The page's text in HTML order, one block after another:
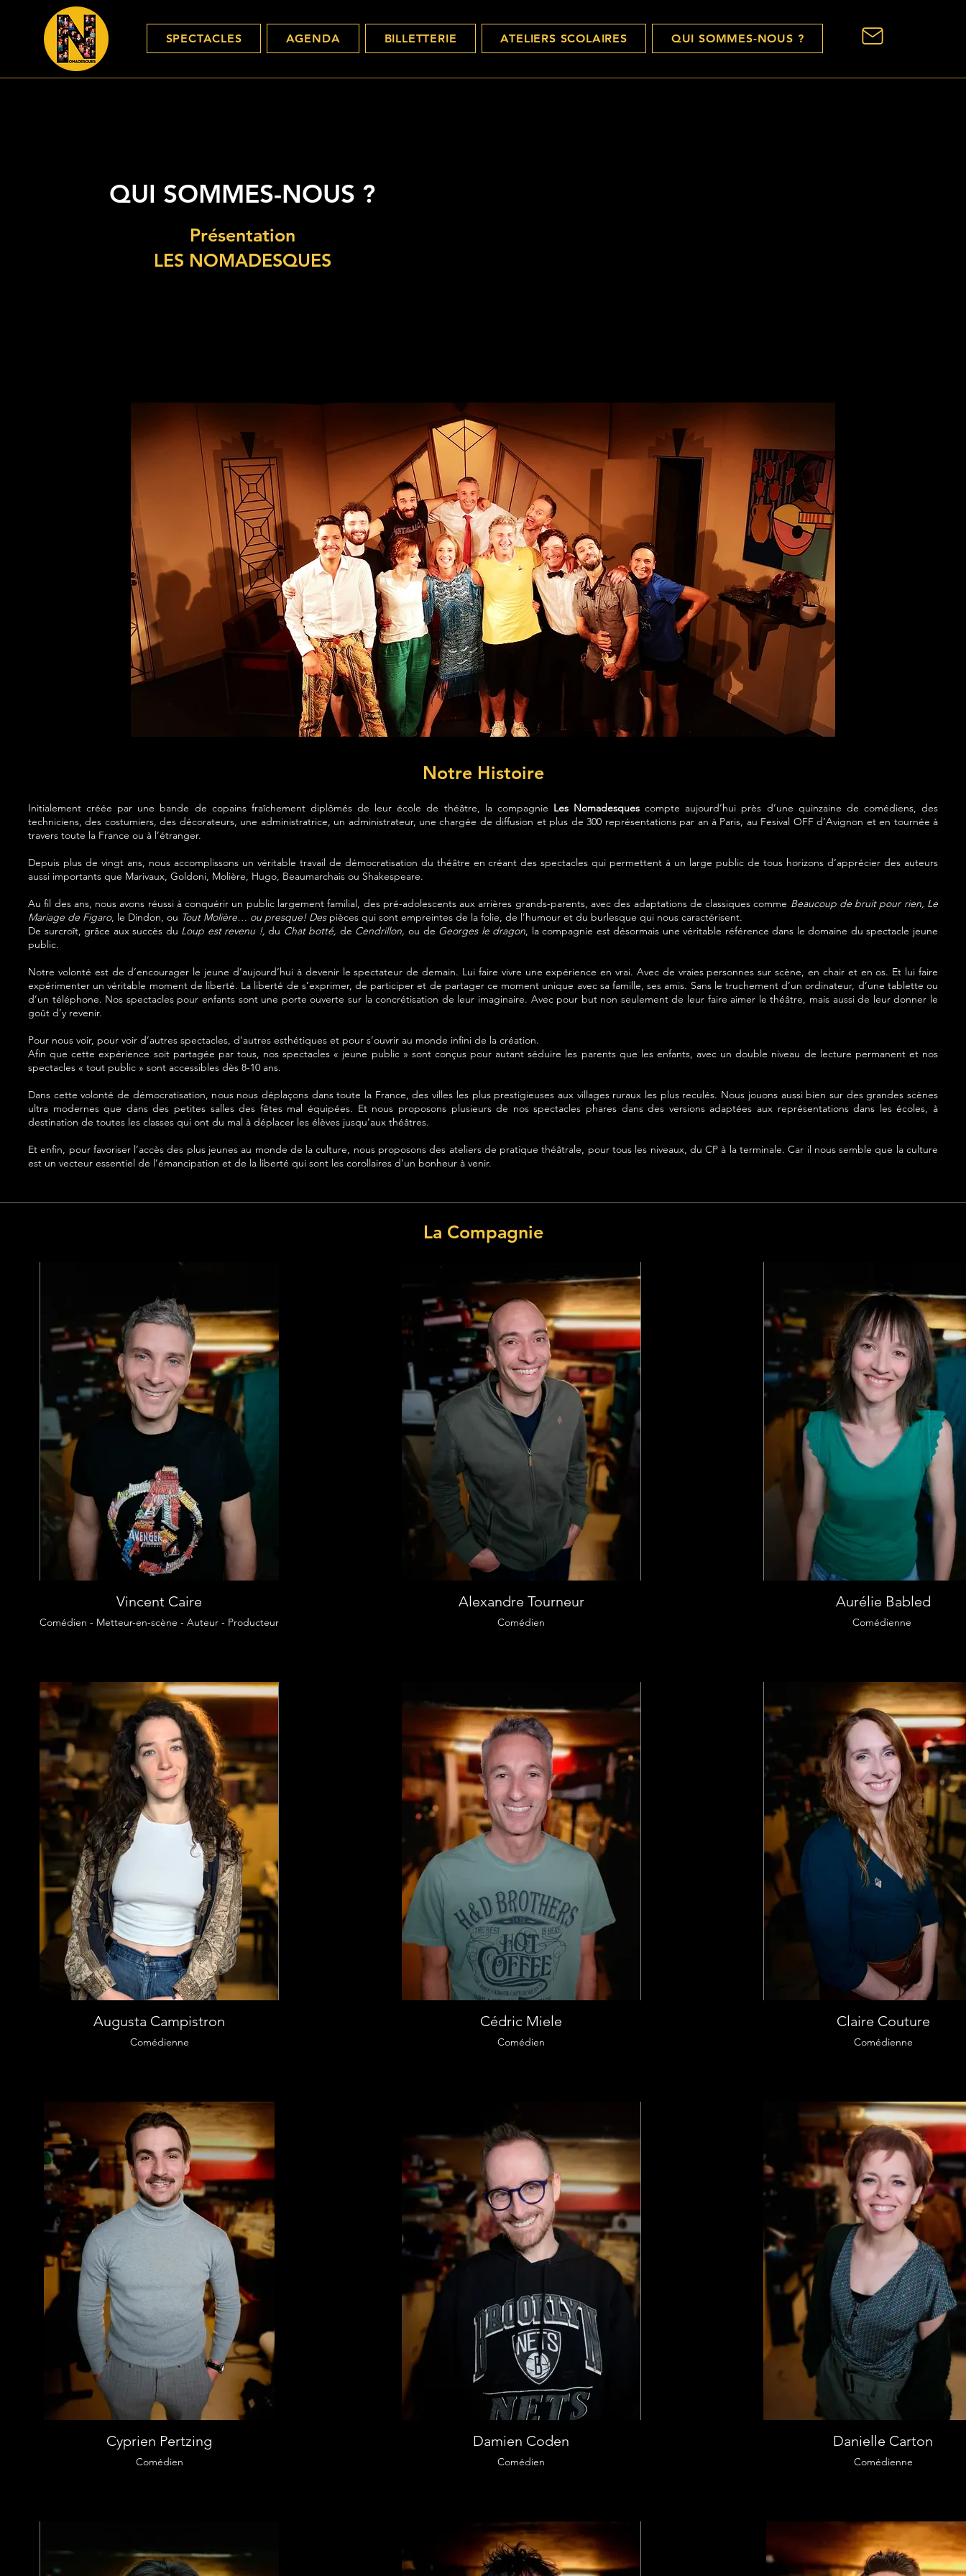
SPECTACLES AGENDA BILLETTERIE ATELIERS SCOLAIRES QUI SOMMES-NOUS ?
QUI SOMMES-NOUS ?
Présentation
LES NOMADESQUES
Notre Histoire
Initialement créée par une bande de copains fraîchement diplômés de leur école de théâtre, la compagnie Les Nomadesquescompte aujourd’hui près d’une quinzaine de comédiens, des
techniciens, des costumiers, des décorateurs, une administratrice, un administrateur, une chargée de diffusion et plus de 300 représentations par an à Paris, au Fesival OFF d’Avignon et en tournée à
travers toute la France ou à l’étranger.
Depuis plus de vingt ans, nous accomplissons un véritable travail de démocratisation du théâtre en créant des spectacles qui permettent à un large public de tous horizons d’apprécier des auteurs
aussi importants que Marivaux, Goldoni, Molière, Hugo, Beaumarchais ou Shakespeare.
Au fil des ans, nous avons réussi à conquérir un public largement familial, des pré-adolescents aux arrières grands-parents, avec des adaptations de classiques comme Beaucoup de bruit pour rien, Le
Mariage de Figaro, le Dindon, ou Tout Molière… ou presque! Des pièces qui sont empreintes de la folie, de l’humour et du burlesque qui nous caractérisent.
De surcroît, grâce aux succès du Loup est revenu !,du Chat botté, de Cendrillon, ou de Georges le dragon, la compagnie est désormais une véritable référence dans le domaine du spectacle jeune
public.
Notre volonté est de d’encourager le jeune d’aujourd’hui à devenir le spectateur de demain. Lui faire vivre une expérience en vrai. Avec de vraies personnes sur scène, en chair et en os. Et lui faire
expérimenter un véritable moment de liberté. La liberté de s’exprimer, de participer et de partager ce moment unique avec sa famille, ses amis. Sans le truchement d’un ordinateur, d’une tablette ou
d’un téléphone. Nos spectacles pour enfants sont une porte ouverte sur la concrétisation de leur imaginaire. Avec pour but non seulement de leur faire aimer le théâtre, mais aussi de leur donner le
goût d’y revenir.
Pour nous voir, pour voir d’autres spectacles, d’autres esthétiques et pour s’ouvrir au monde infini de la création.
Afin que cette expérience soit partagée par tous, nos spectacles « jeune public » sont conçus pour autant séduire les parents que les enfants, avec un double niveau de lecture permanent et nos
spectacles « tout public » sont accessibles dès 8-10 ans.
Dans cette volonté de démocratisation, nous nous déplaçons dans toute la France, des villes les plus prestigieuses aux villages ruraux les plus reculés. Nous jouons aussi bien sur des grandes scènes
ultra modernes que dans des petites salles des fêtes mal équipées. Et nous proposons plusieurs de nos spectacles phares dans des versions adaptées aux représentations dans les écoles, à
destination de toutes les classes qui ont du mal à déplacer les élèves jusqu’aux théâtres.
Et enfin, pour favoriser l’accès des plus jeunes au monde de la culture, nous proposons des ateliers de pratique théâtrale, pour tous les niveaux, du CP à la terminale. Car il nous semble que la culture
est un vecteur essentiel de l’émancipation et de la liberté qui sont les corollaires d’un bonheur à venir.
La Compagnie
Vincent Caire
Comédien - Metteur-en-scène - Auteur - Producteur
Alexandre Tourneur
Comédien
Aurélie Babled
Comédienne
Augusta Campistron
Comédienne
Cédric Miele
Comédien
Claire Couture
Comédienne
Cyprien Pertzing
Comédien
Damien Coden
Comédien
Danielle Carton
Comédienne